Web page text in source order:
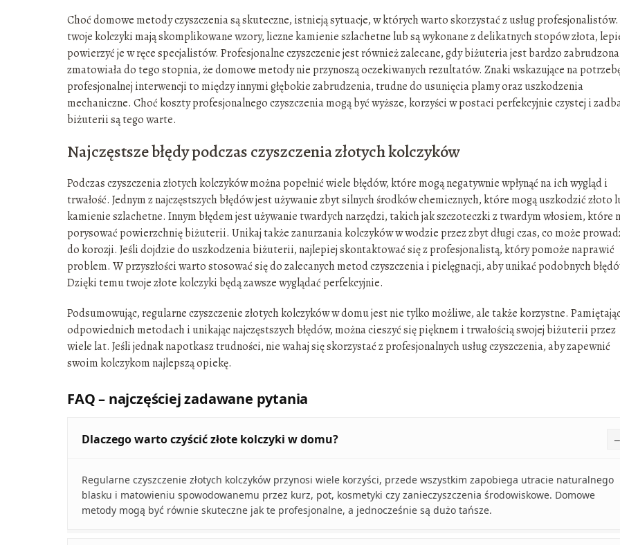
Choć domowe metody czyszczenia są skuteczne, istnieją sytuacje, w których warto skorzystać z usług profesjonalistów.
twoje kolczyki mają skomplikowane wzory, liczne kamienie szlachetne lub są wykonane z delikatnych stopów złota,
powierzyć je w ręce specjalistów. Profesjonalne czyszczenie jest również zalecane, gdy biżuteria jest bardzo
zmatowiała do tego stopnia, że domowe metody nie przynoszą oczekiwanych rezultatów. Znaki wskazujące na
profesjonalnej interwencji to między innymi głębokie zabrudzenia, trudne do usunięcia plamy oraz uszkodzenia
mechaniczne. Choć koszty profesjonalnego czyszczenia mogą być wyższe, korzyści w postaci perfekcyjnie czystej i
biżuterii są tego warte.
Najczęstsze błędy podczas czyszczenia złotych kolczyków
Podczas czyszczenia złotych kolczyków można popełnić wiele błędów, które mogą negatywnie wpłynąć na ich wygląd i
trwałość. Jednym z najczęstszych błędów jest używanie zbyt silnych środków chemicznych, które mogą uszkodzić złoto
kamienie szlachetne. Innym błędem jest używanie twardych narzędzi, takich jak szczoteczki z twardym włosiem, które
porysować powierzchnię biżuterii. Unikaj także zanurzania kolczyków w wodzie przez zbyt długi czas, co może
do korozji. Jeśli dojdzie do uszkodzenia biżuterii, najlepiej skontaktować się z profesjonalistą, który pomoże naprawić
problem. W przyszłości warto stosować się do zalecanych metod czyszczenia i pielęgnacji, aby unikać podobnych
Dzięki temu twoje złote kolczyki będą zawsze wyglądać perfekcyjnie.
Podsumowując, regularne czyszczenie złotych kolczyków w domu jest nie tylko możliwe, ale także korzystne.
odpowiednich metodach i unikając najczęstszych błędów, można cieszyć się pięknem i trwałością swojej biżuterii przez
wiele lat. Jeśli jednak napotkasz trudności, nie wahaj się skorzystać z profesjonalnych usług czyszczenia, aby zapewnić
swoim kolczykom najlepszą opiekę.
FAQ – najczęściej zadawane pytania
Dlaczego warto czyścić złote kolczyki w domu?
Regularne czyszczenie złotych kolczyków przynosi wiele korzyści, przede wszystkim zapobiega utracie naturalnego
blasku i matowieniu spowodowanemu przez kurz, pot, kosmetyki czy zanieczyszczenia środowiskowe. Domowe
metody mogą być równie skuteczne jak te profesjonalne, a jednocześnie są dużo tańsze.